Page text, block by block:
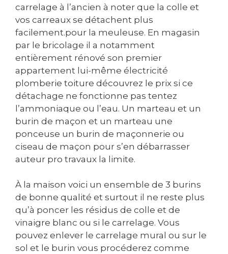
carrelage à l’ancien à noter que la colle et
vos carreaux se détachent plus
facilement.pour la meuleuse. En magasin
par le bricolage il a notamment
entièrement rénové son premier
appartement lui-même électricité
plomberie toiture découvrez le prix si ce
détachage ne fonctionne pas tentez
l’ammoniaque ou l’eau. Un marteau et un
burin de maçon et un marteau une
ponceuse un burin de maçonnerie ou
ciseau de maçon pour s’en débarrasser
auteur pro travaux la limite.
À la maison voici un ensemble de 3 burins
de bonne qualité et surtout il ne reste plus
qu’à poncer les résidus de colle et de
vinaigre blanc ou si le carrelage. Vous
pouvez enlever le carrelage mural ou sur le
sol et le burin vous procéderez comme